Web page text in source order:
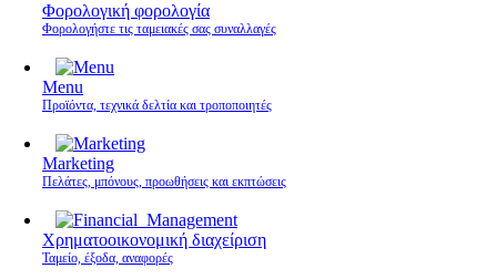
Φορολογική φορολογία
Φορολογήστε τις ταμειακές σας συναλλαγές
Menu
Προϊόντα, τεχνικά δελτία και τροποποιητές
Marketing
Πελάτες, μπόνους, προωθήσεις και εκπτώσεις
Χρηματοοικονομική διαχείριση
Ταμείο, έξοδα, αναφορές